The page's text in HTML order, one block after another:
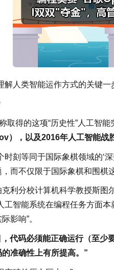
解人类智能运作方式的关键一
得的这项“历史性”人工智能
），以及2016年人工智能战
刻等同于国际象棋领域的‘
而不仅限于国际象棋和围棋
利分校计算机科学教授斯图
智能系统在编程任务方面
影响”。
代码必须能正确运行（至少
准确性上有所提高。”